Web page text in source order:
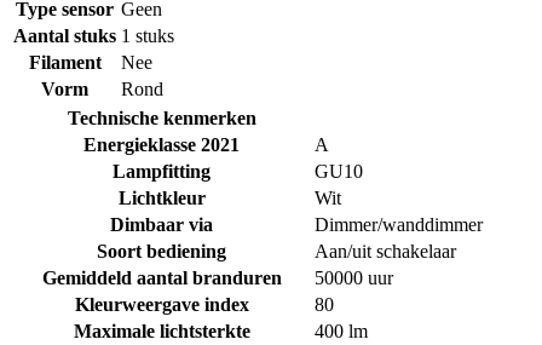
Type sensor Geen
Aantal stuks 1 stuks
Filament
Nee
Vorm
Rond
Technische kenmerken
Energieklasse 2021
A
Lampfitting
GU10
Lichtkleur
Wit
Dimbaar via
Dimmer/wanddimmer
Soort bediening
Aan/uit schakelaar
Gemiddeld aantal branduren
50000 uur
Kleurweergave index
80
Maximale lichtsterkte
400 lm